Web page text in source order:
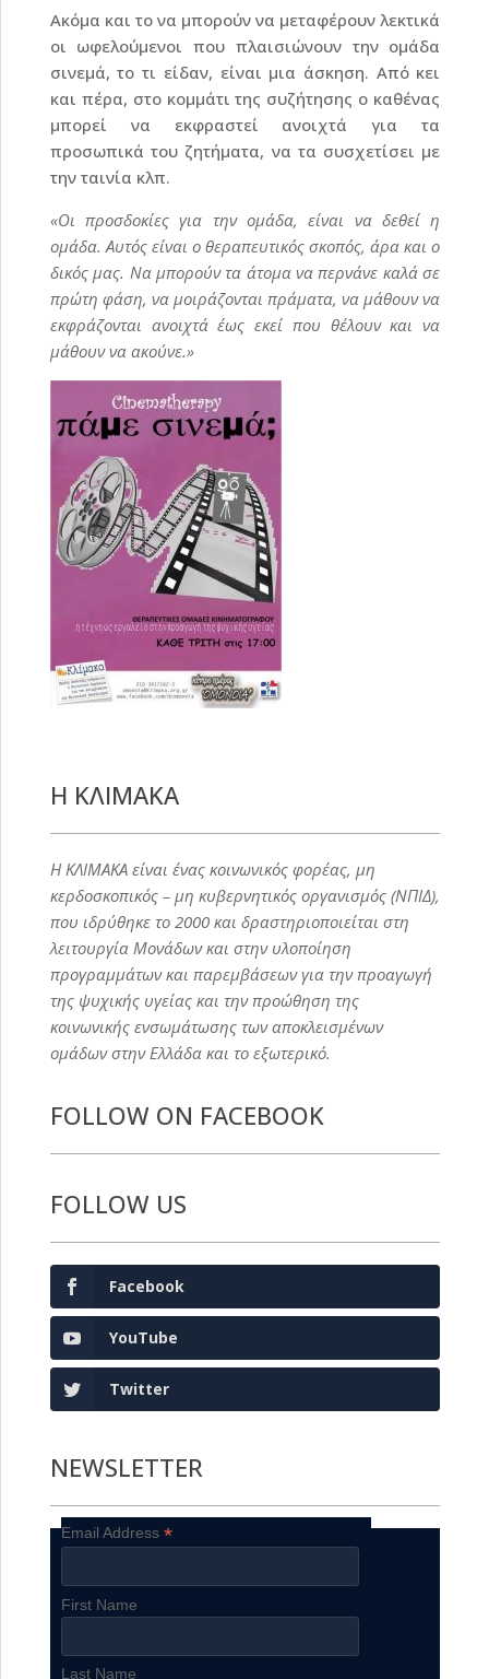
Ακόμα και το να μπορούν να μεταφέρουν λεκτικά
οι ωφελούμενοι που πλαισιώνουν την ομάδα
σινεμά, το τι είδαν, είναι μια άσκηση. Από κει
και πέρα, στο κομμάτι της συζήτησης ο καθένας
μπορεί να εκφραστεί ανοιχτά για τα
προσωπικά του ζητήματα, να τα συσχετίσει με
την ταινία κλπ.
«Οι προσδοκίες για την ομάδα, είναι να δεθεί η
ομάδα. Αυτός είναι ο θεραπευτικός σκοπός, άρα και ο
δικός μας. Να μπορούν τα άτομα να περνάνε καλά σε
πρώτη φάση, να μοιράζονται πράματα, να μάθουν να
εκφράζονται ανοιχτά έως εκεί που θέλουν και να
μάθουν να ακούνε.»
Η ΚΛΙΜΑΚΑ
Η ΚΛΙΜΑΚΑ είναι ένας κοινωνικός φορέας, μη
κερδοσκοπικός – μη κυβερνητικός οργανισμός (ΝΠΙΔ),
που ιδρύθηκε το 2000 και δραστηριοποιείται στη
λειτουργία Μονάδων και στην υλοποίηση
προγραμμάτων και παρεμβάσεων για την προαγωγή
της ψυχικής υγείας και την προώθηση της
κοινωνικής ενσωμάτωσης των αποκλεισμένων
ομάδων στην Ελλάδα και το εξωτερικό.
FOLLOW ON FACEBOOK
FOLLOW US
Facebook
YouTube
Twitter
NEWSLETTER
Email Address*
First Name
Last Name